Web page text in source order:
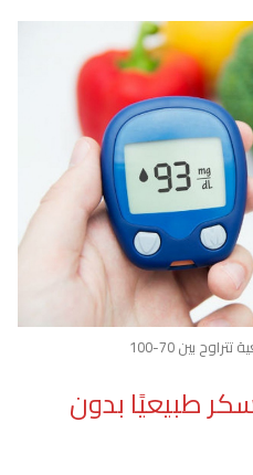
بين 70-100
طبيعيًا بدون